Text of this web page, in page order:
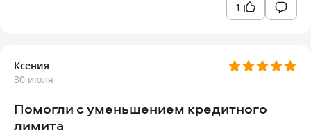
1
Ксения
30 июля
Помогли с уменьшением кредитного
лимита